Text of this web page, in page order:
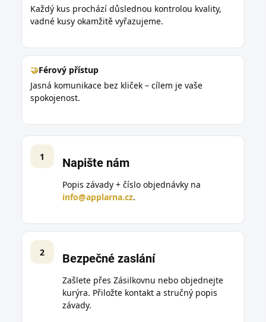
Každý kus prochází důslednou kontrolou kvality,
vadné kusy okamžitě vyřazujeme.
🤝Férový přístup
Jasná komunikace bez kliček – cílem je vaše
spokojenost.
1 Napište nám
Popis závady + číslo objednávky na
info@applarna.cz.
2 Bezpečné zaslání
Zašlete přes Zásilkovnu nebo objednejte
kurýra. Přiložte kontakt a stručný popis
závady.